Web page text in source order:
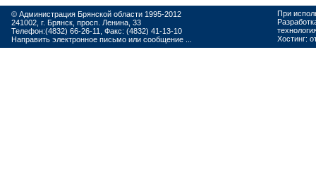
© Администрация Брянской области 1995-2012
241002, г. Брянск, просп. Ленина, 33
Телефон:(4832) 66-26-11, Факс: (4832) 41-13-10
Направить электронное письмо или сообщение ...
При
Хостинг: